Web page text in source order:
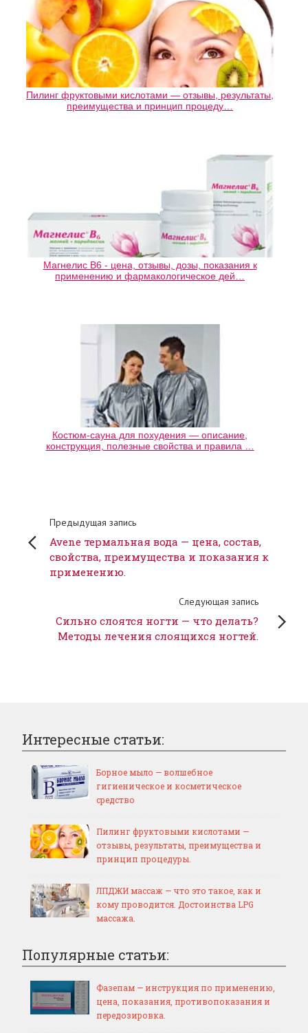
Пилинг фруктовыми кислотами — отзывы, результаты,
преимущества и принцип процеду…
Магнелис В6 - цена, отзывы, дозы, показания к
применению и фармакологическое дей…
Костюм-сауна для похудения — описание,
конструкция, полезные свойства и правила …
Предыдущая запись
Avene термальная вода — цена, состав,
свойства, преимущества и показания к
применению.
Следующая запись
Сильно слоятся ногти — что делать?
Методы лечения слоящихся ногтей.
Интересные статьи:
Борное мыло — волшебное
гигиеническое и косметическое
средство
Пилинг фруктовыми кислотами —
отзывы, результаты, преимущества и
принцип процедуры.
ЛПДЖИ массаж — что это такое, как и
кому проводится. Достоинства LPG
массажа.
Популярные статьи:
Фазепам — инструкция по применению,
цена, показания, противопоказания и
передозировка.